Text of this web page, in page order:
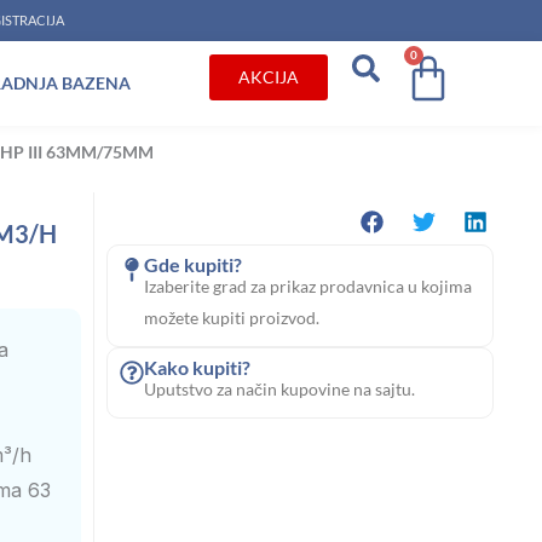
BAZENA AKCIJA
0
Cart
III 63MM/75MM
H
h
63
Gde kupiti?
Izaberite grad za prikaz prodavnica u kojima
možete kupiti proizvod.
Kako kupiti?
Uputstvo za način kupovine na sajtu.